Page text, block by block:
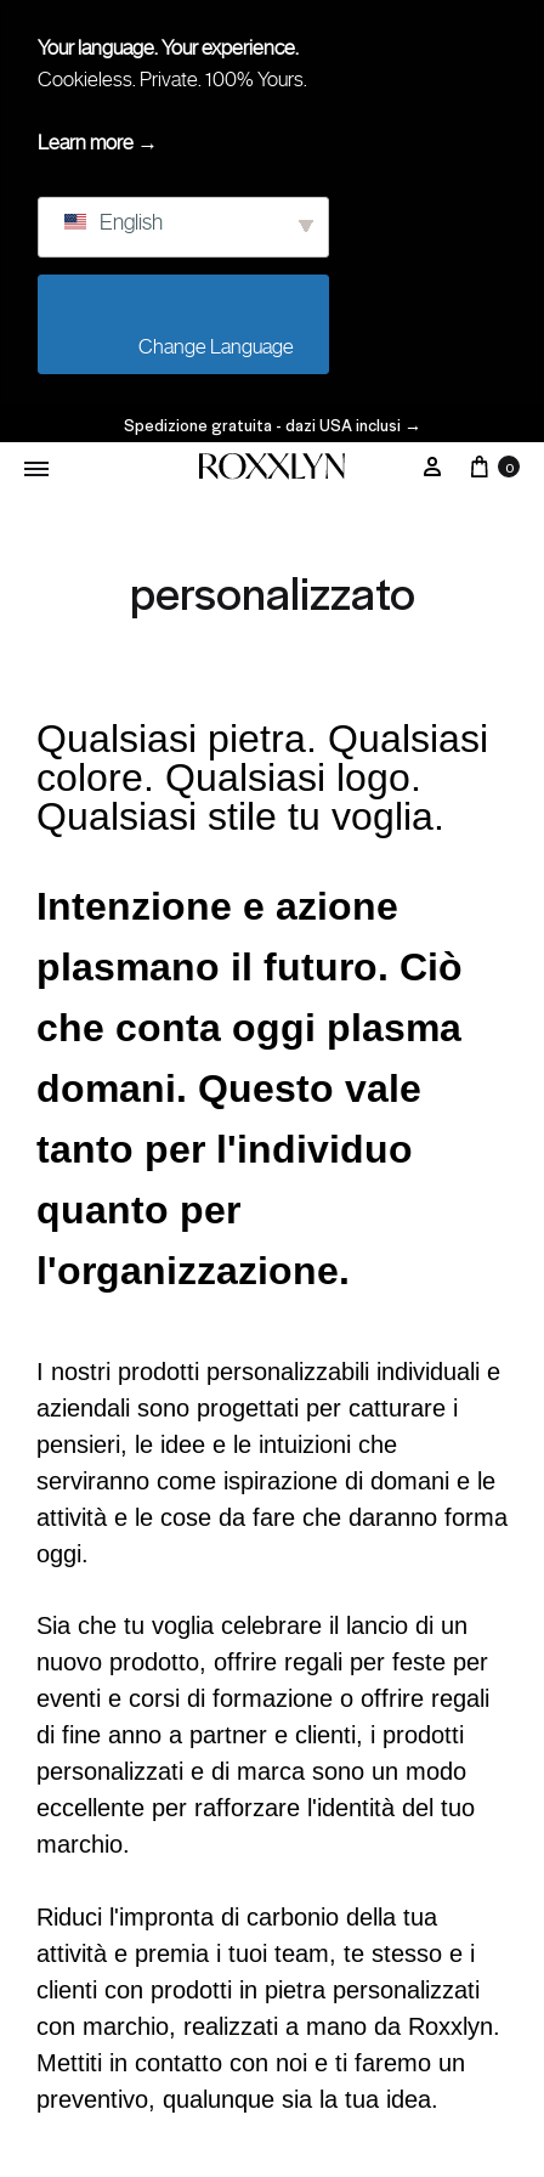
Your language. Your experience.
Cookieless. Private. 100% Yours.
Learn more →
English
Spedizione gratuita - dazi USA inclusi →
0
personalizzato
Qualsiasi pietra. Qualsiasi
colore. Qualsiasi logo.
Qualsiasi stile tu voglia.
Intenzione e azione
plasmano il futuro. Ciò
che conta oggi plasma
domani. Questo vale
tanto per l'individuo
quanto per
l'organizzazione.
I nostri prodotti personalizzabili individuali e
aziendali sono progettati per catturare i
pensieri, le idee e le intuizioni che
serviranno come ispirazione di domani e le
attività e le cose da fare che daranno forma
oggi.
Sia che tu voglia celebrare il lancio di un
nuovo prodotto, offrire regali per feste per
eventi e corsi di formazione o offrire regali
di fine anno a partner e clienti, i prodotti
personalizzati e di marca sono un modo
eccellente per rafforzare l'identità del tuo
marchio.
Riduci l'impronta di carbonio della tua
attività e premia i tuoi team, te stesso e i
clienti con prodotti in pietra personalizzati
con marchio, realizzati a mano da Roxxlyn.
Mettiti in contatto con noi e ti faremo un
preventivo, qualunque sia la tua idea.